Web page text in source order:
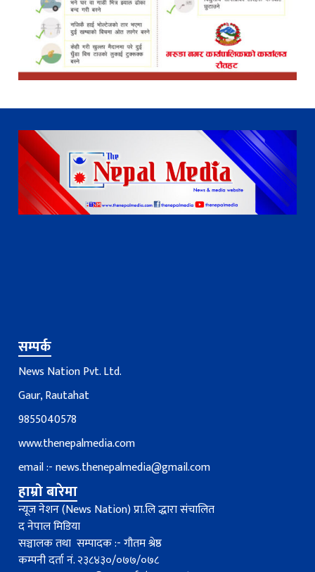
सम्पर्क
News Nation Pvt. Ltd.
Gaur, Rautahat
9855040578
www.thenepalmedia.com
email :-news.thenepalmedia@gmail.com
हाम्रो बारेमा
न्यूज नेशन (News Nation) प्रा.लि द्धारा संचालित
द नेपाल मिडिया
सञ्चालक तथा सम्पादक :- गौतम श्रेष्ठ
कम्पनी दर्ता नं. २३८४३०/०७७/०७८